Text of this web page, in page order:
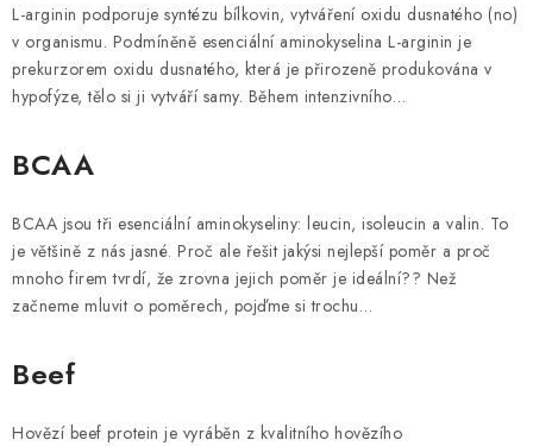
L-arginin podporuje syntézu bílkovin, vytváření oxidu dusnatého (no)
v organismu. Podmíněně esenciální aminokyselina L-arginin je
prekurzorem oxidu dusnatého, která je přirozeně produkována v
hypofýze, tělo si ji vytváří samy. Během intenzivního…
BCAA
BCAA jsou tři esenciální aminokyseliny: leucin, isoleucin a valin. To
je většině z nás jasné. Proč ale řešit jakýsi nejlepší poměr a proč
mnoho firem tvrdí, že zrovna jejich poměr je ideální?? Než
začneme mluvit o poměrech, pojďme si trochu…
Beef
Hovězí beef protein je vyráběn z kvalitního hovězího